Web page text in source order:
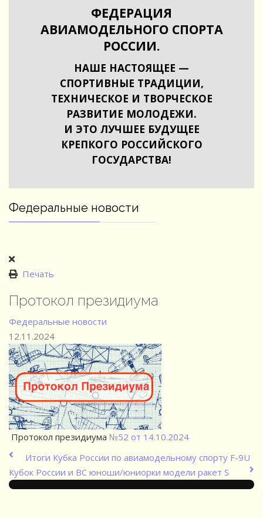
ФЕДЕРАЦИЯ
АВИАМОДЕЛЬНОГО СПОРТА
РОССИИ.
НАШЕ НАСТОЯЩЕЕ —
СПОРТИВНЫЕ ТРАДИЦИИ,
ТЕХНИЧЕСКОЕ И ТВОРЧЕСКОЕ
РАЗВИТИЕ МОЛОДЕЖИ.
И ЭТО ЛУЧШЕЕ БУДУЩЕЕ
КРЕПКОГО РОССИЙСКОГО
ГОСУДАРСТВА!
Федеральные новости
Печать
Протокол президиума
Федеральные новости
12.11.2024
Протокол президиума №52 от 14.10.2024
Итоги Кубка России по авиамодельному спорту F-9U
Кубок России и ВС юноши/юниорки модели ракет S